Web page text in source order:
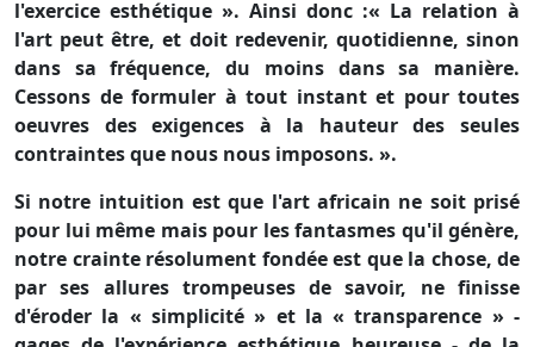
l'exercice esthétique ». Ainsi donc :« La relation à
l'art peut être, et doit redevenir, quotidienne, sinon
dans sa fréquence, du moins dans sa manière.
Cessons de formuler à tout instant et pour toutes
oeuvres des exigences à la hauteur des seules
contraintes que nous nous imposons. ».
Si notre intuition est que l'art africain ne soit prisé
pour lui même mais pour les fantasmes qu'il génère,
notre crainte résolument fondée est que la chose, de
par ses allures trompeuses de savoir, ne finisse
d'éroder la « simplicité » et la « transparence » -